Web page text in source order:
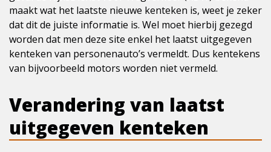
maakt wat het laatste nieuwe kenteken is, weet je zeker
dat dit de juiste informatie is. Wel moet hierbij gezegd
worden dat men deze site enkel het laatst uitgegeven
kenteken van personenauto’s vermeldt. Dus kentekens
van bijvoorbeeld motors worden niet vermeld.
Verandering van laatst
uitgegeven kenteken